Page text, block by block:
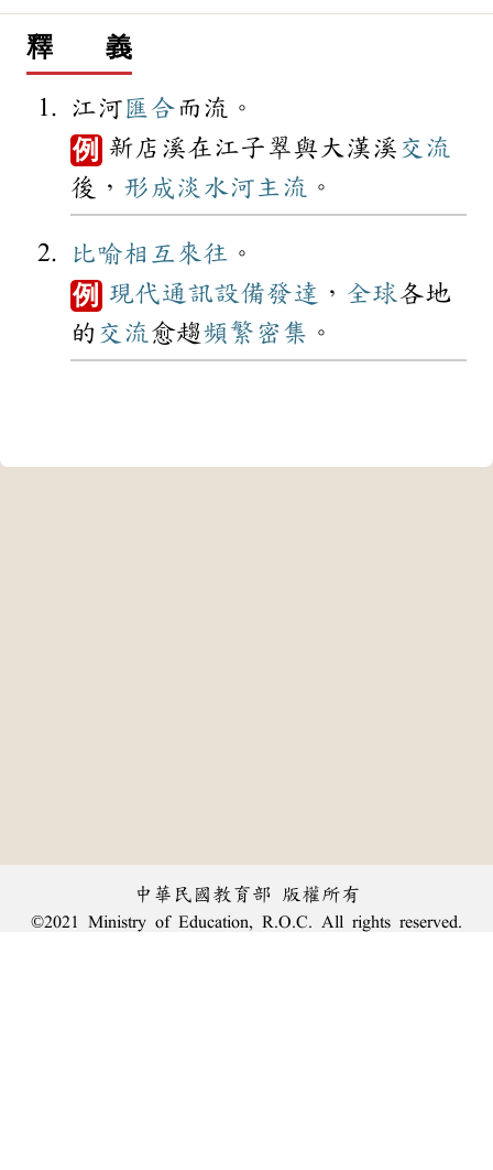
釋 義
江河匯合 而流。
例 新店溪在江子翠與大漢溪 交流
後， 形成淡水河 主流 。
比喻相互 來往 。
例 現代通訊設備發達 ， 全球各地
的 交流 愈趨頻繁 密集 。
中華民國教育部 版權所有
©2021 Ministry of Education, R.O.C. All rights reserved.